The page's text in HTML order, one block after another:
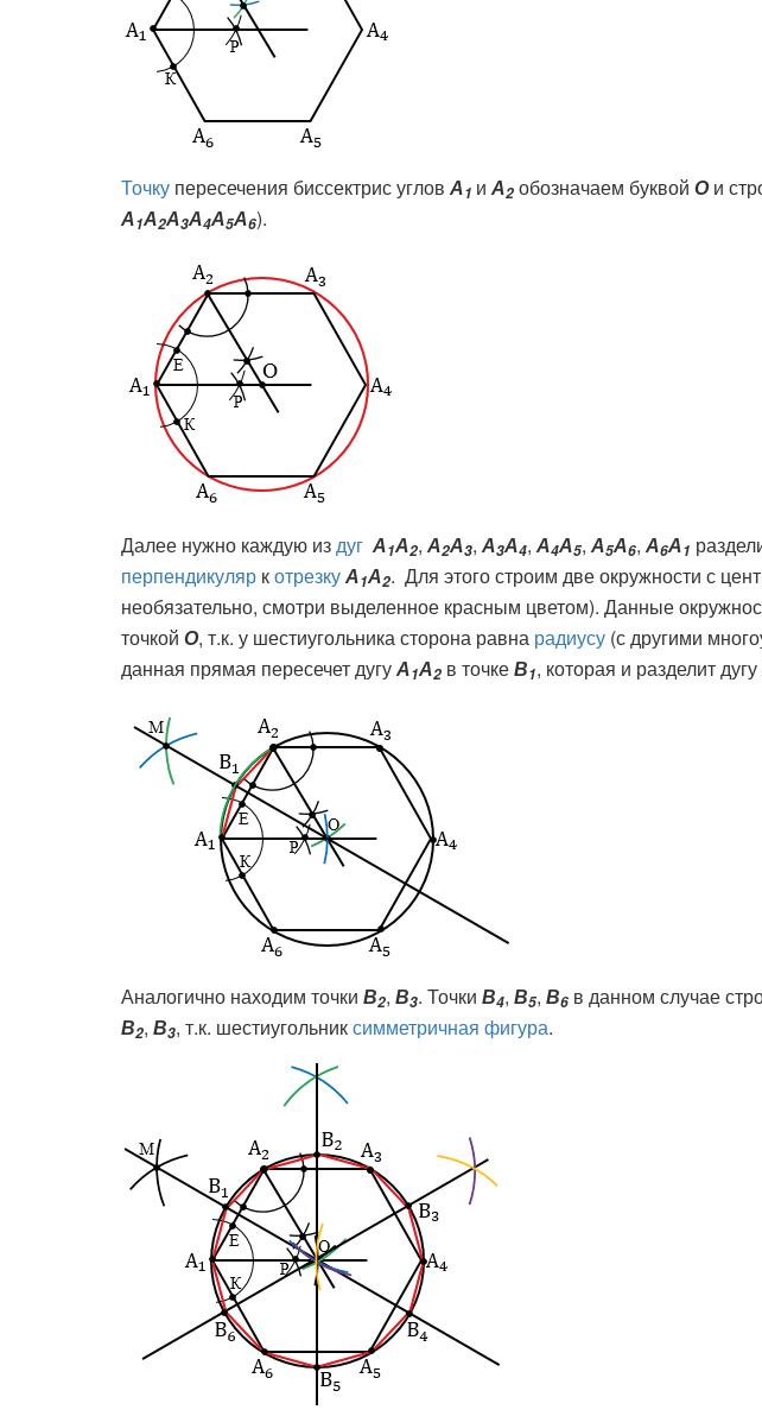
Точку пересечения биссектрис углов А1 и А2 обозначаем буквой Ои
А1А2А3А4А5А6).
Далее нужно каждую издуг А1А2, А2А3, А3А4, А4А5, А5А6, А6А1
перпендикуляр котрезкуА1А2. Для этого строим две окружности с
необязательно, смотри выделенное красным цветом). Данные
точкой О, т.к. у шестиугольника сторона равна радиусу (с другими
данная прямая пересечет дугуА1А2 в точкеВ1, которая и разделит дугу
Аналогично находим точки В2, В3. Точки В4, В5, В6 в данном случае
В2, В3, т.к. шестиугольниксимметричная фигура.